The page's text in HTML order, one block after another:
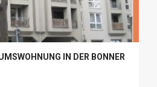
IN DER BONNER